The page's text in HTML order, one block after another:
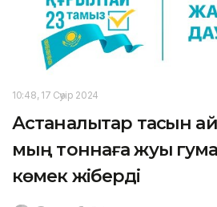
10:48, 17 Сәуір 2024
Астаналықтар тасқын
мың тоннаға жуық
көмек жіберді